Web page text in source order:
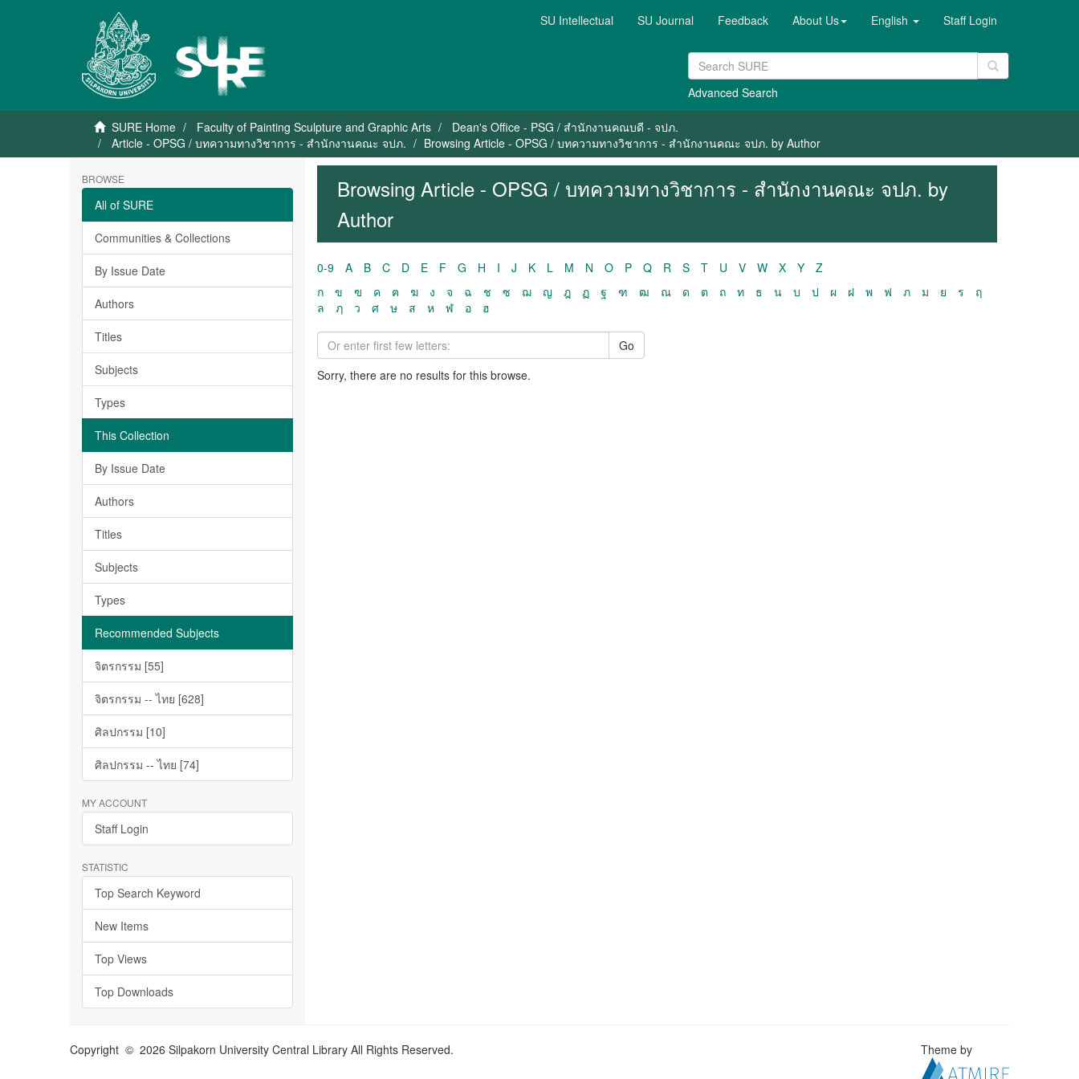
SU Intellectual SU Journal Feedback About Us English Staff Login
Advanced Search
SURE Home Faculty of Painting Sculpture and Graphic Arts
Dean's Office - PSG / สำนักงานคณบดี - จปภ.
Article - OPSG / บทความทางวิชาการ - สำนักงานคณะ จปภ.
Browsing Article - OPSG / บทความทางวิชาการ - สำนักงานคณะ จปภ. by Author
BROWSE
All of SURE
Communities & Collections
By Issue Date
Authors
Titles
Subjects
Types
This Collection
By Issue Date
Authors
Titles
Subjects
Types
Recommended Subjects
จิตรกรรม [55]
จิตรกรรม -- ไทย [628]
ศิลปกรรม [10]
ศิลปกรรม -- ไทย [74]
MY ACCOUNT
Staff Login
STATISTIC
Top Search Keyword
New Items
Top Views
Top Downloads
Browsing Article - OPSG / บทความทางวิชาการ - สำนักงานคณะ จปภ. by
Author
0-9 A B C D E F G H I J K L M N O P Q R S T U V W X Y
Z
ก
ข ฃ ค ฅ ฆ ง จ ฉ ช ซ ฌ ญ ฎ ฏ ฐ ฑ ฒ ณ ด ต ถ ท ธ น บ ป ผ ฝ พ ฟ ภ ม ย ร
ฤ
ล
ฦ ว ศ ษ ส ห ฬ อ ฮ
Go
Sorry, there are no results for this browse.
Copyright © 2026 Silpakorn University Central Library All Rights Reserved. Theme by